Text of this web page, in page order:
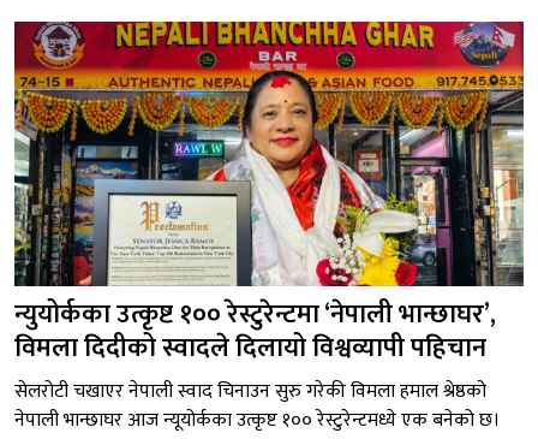
न्युयोर्कका उत्कृष्ट १०० रेस्टुरेन्टमा ‘नेपाली भान्छाघर’,
विमला दिदीको स्वादले दिलायो विश्वव्यापी पहिचान
सेलरोटी चखाएर नेपाली स्वाद चिनाउन सुरु गरेकी विमला हमाल श्रेष्ठको
नेपाली भान्छाघर आज न्यूयोर्कका उत्कृष्ट १०० रेस्टुरेन्टमध्ये एक बनेको छ।